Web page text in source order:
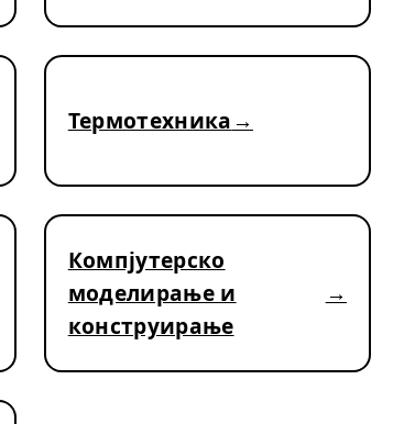
Термотехника
Компјутерско
моделирање и
конструирање